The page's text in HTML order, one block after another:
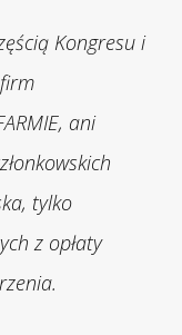
Kongresu i
ani
tylko
z opłaty